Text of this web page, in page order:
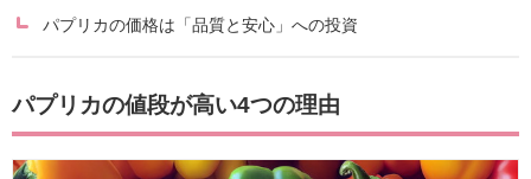
パプリカの価格は「品質と安心」への投資
パプリカの値段が高い4つの理由